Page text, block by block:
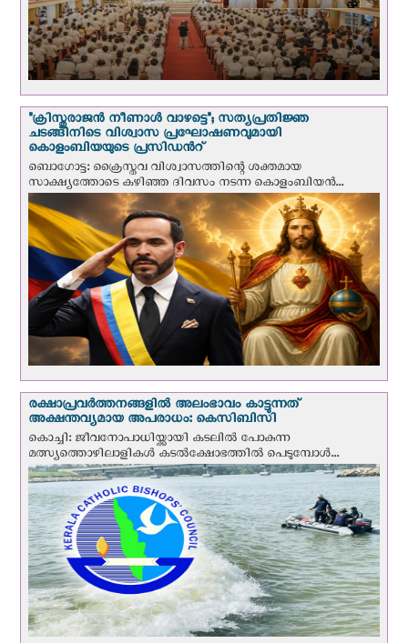
"ക്രിസ്തുരാജന്‍ നീണാള്‍ വാഴട്ടെ"; സത്യപ്രതിജ്ഞ
ചടങ്ങിനിടെ വിശ്വാസ പ്രഘോഷണവുമായി
കൊളംബിയയുടെ പ്രസിഡന്‍റ്
ബൊഗോട്ട: ക്രൈസ്തവ വിശ്വാസത്തിന്റെ ശക്തമായ
സാക്ഷ്യത്തോടെ കഴിഞ്ഞ ദിവസം നടന്ന കൊളംബിയന്‍...
രക്ഷാപ്രവര്‍ത്തനങ്ങളില്‍ അലംഭാവം കാട്ടുന്നത്
അക്ഷന്തവ്യമായ അപരാധം: കെസിബിസി
കൊച്ചി: ജീവനോപാധിയ്ക്കായി കടലില്‍ പോകുന്ന
മത്സ്യത്തൊഴിലാളികള്‍ കടല്‍ക്ഷോഭത്തില്‍ പെടുമ്പോള്‍...